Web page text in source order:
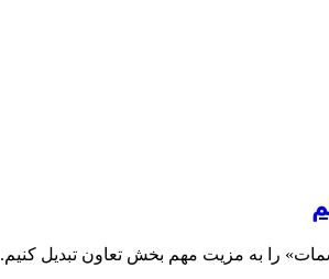
را به مزیت مهم بخش تعاون تبدیل کنیم.